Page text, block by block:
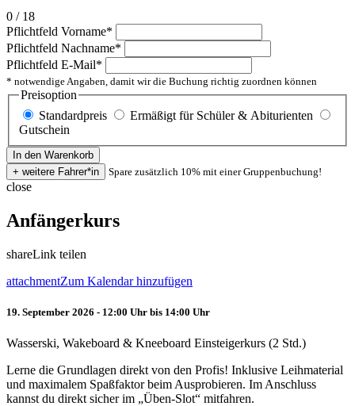
0 / 18
Pflichtfeld Vorname*
Pflichtfeld Nachname*
Pflichtfeld E-Mail*
* notwendige Angaben, damit wir die Buchung richtig zuordnen können
Preisoption
Standardpreis
Ermäßigt für Schüler & Abiturienten
Gutschein
Spare zusätzlich 10% mit einer Gruppenbuchung!
close
Anfängerkurs
shareLink teilen
attachmentZum Kalendar hinzufügen
19. September 2026 - 12:00 Uhr bis 14:00 Uhr
Wasserski, Wakeboard & Kneeboard Einsteigerkurs (2 Std.)
Lerne die Grundlagen direkt von den Profis! Inklusive Leihmaterial
und maximalem Spaßfaktor beim Ausprobieren. Im Anschluss
kannst du direkt sicher im „Üben-Slot“ mitfahren.